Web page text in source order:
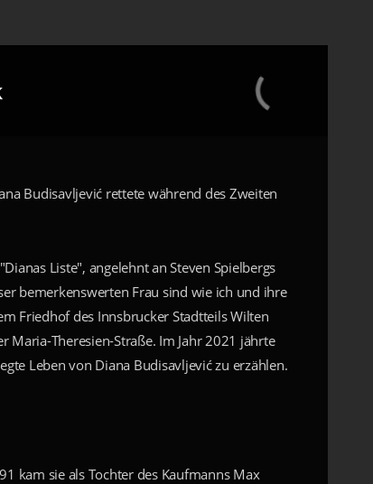
Budisavljević rettete während des Zweiten
Liste", angelehnt an Steven Spielbergs
bemerkenswerten Frau sind wie ich und ihre
Friedhof des Innsbrucker Stadtteils Wilten
Maria-Theresien-Straße. Im Jahr 2021 jährte
Leben von Diana Budisavljević zu erzählen.
kam sie als Tochter des Kaufmanns Max